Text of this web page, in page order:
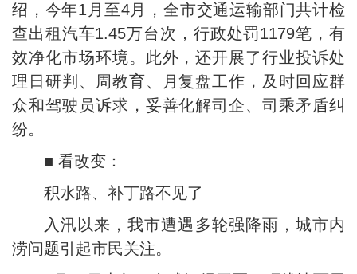
绍，今年1月至4月，全市交通运输部门共计检
查出租汽车1.45万台次，行政处罚1179笔，有
效净化市场环境。此外，还开展了行业投诉处
理日研判、周教育、月复盘工作，及时回应群
众和驾驶员诉求，妥善化解司企、司乘矛盾纠
纷。
■ 看改变：
积水路、补丁路不见了
入汛以来，我市遭遇多轮强降雨，城市内
涝问题引起市民关注。